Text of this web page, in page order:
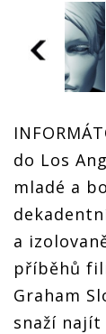
do Los
mladé a
a
příběhů
Graham
snaží najít